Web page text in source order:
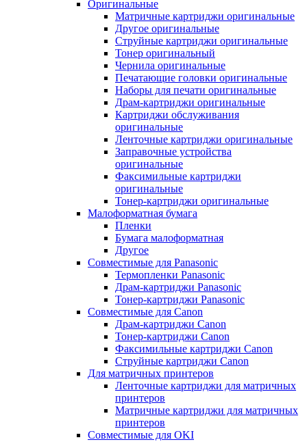
Оригинальные
Матричные картриджи оригинальные
Другое оригинальные
Струйные картриджи оригинальные
Тонер оригинальный
Чернила оригинальные
Печатающие головки оригинальные
Наборы для печати оригинальные
Драм-картриджи оригинальные
Картриджи обслуживания
оригинальные
Ленточные картриджи оригинальные
Заправочные устройства
оригинальные
Факсимильные картриджи
оригинальные
Тонер-картриджи оригинальные
Малоформатная бумага
Пленки
Бумага малоформатная
Другое
Совместимые для Panasonic
Термопленки Panasonic
Драм-картриджи Panasonic
Тонер-картриджи Panasonic
Совместимые для Canon
Драм-картриджи Canon
Тонер-картриджи Canon
Факсимильные картриджи Canon
Струйные картриджи Canon
Для матричных принтеров
Ленточные картриджи для матричных
принтеров
Матричные картриджи для матричных
принтеров
Совместимые для OKI